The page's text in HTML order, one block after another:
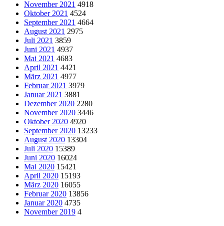
November 2021 4918
Oktober 2021 4524
September 2021 4664
August 2021 2975
Juli 2021 3859
Juni 2021 4937
Mai 2021 4683
April 2021 4421
März 2021 4977
Februar 2021 3979
Januar 2021 3881
Dezember 2020 2280
November 2020 3446
Oktober 2020 4920
September 2020 13233
August 2020 13304
Juli 2020 15389
Juni 2020 16024
Mai 2020 15421
April 2020 15193
März 2020 16055
Februar 2020 13856
Januar 2020 4735
November 2019 4